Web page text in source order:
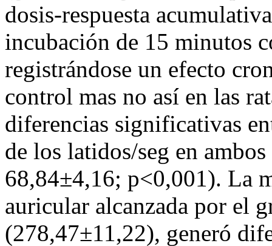
dosis-respuesta
incubación de 15 minutos
registrándose un efecto
control mas no así en las
diferencias significativas
de los latidos/seg en
68,84±4,16; p<0,001). La
auricular alcanzada por el
(278,47±11,22), generó